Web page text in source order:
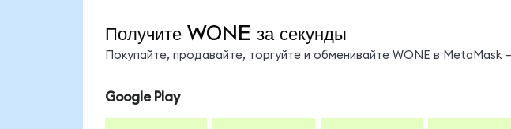
Получите WONE за секунды
Покупайте, продавайте, торгуйте и обменивайте WONE в
Google Play